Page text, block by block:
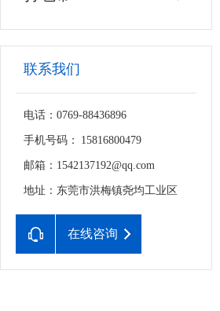
联系我们
电话：0769-88436896
手机号码： 15816800479
邮箱：1542137192@qq.com
地址：东莞市洪梅镇尧均工业区
在线咨询